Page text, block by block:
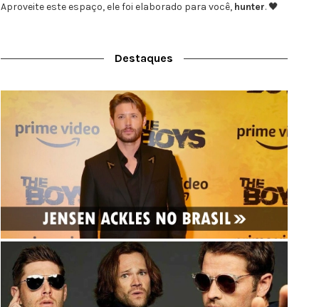
Aproveite este espaço, ele foi elaborado para você, hunter. 🖤
Destaques